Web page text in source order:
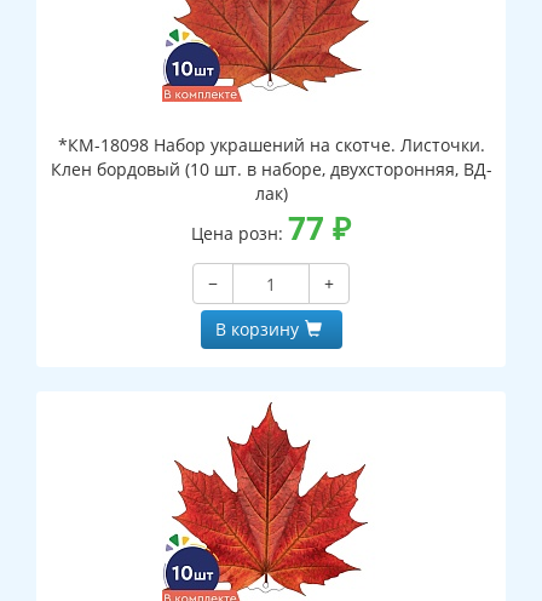
*КМ-18098 Набор украшений на скотче. Листочки.
Клен бордовый (10 шт. в наборе, двухсторонняя, ВД-
лак)
Цена розн: 77 ₽
−
+
В корзину